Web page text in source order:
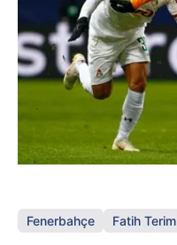
Fenerbahçe Fatih Terim